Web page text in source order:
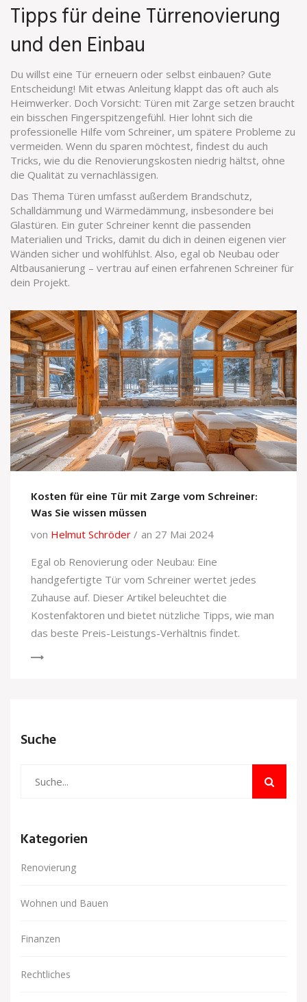
Tipps für deine Türrenovierung
und den Einbau
Du willst eine Tür erneuern oder selbst einbauen? Gute
Entscheidung! Mit etwas Anleitung klappt das oft auch als
Heimwerker. Doch Vorsicht: Türen mit Zarge setzen braucht
ein bisschen Fingerspitzengefühl. Hier lohnt sich die
professionelle Hilfe vom Schreiner, um spätere Probleme zu
vermeiden. Wenn du sparen möchtest, findest du auch
Tricks, wie du die Renovierungskosten niedrig hältst, ohne
die Qualität zu vernachlässigen.
Das Thema Türen umfasst außerdem Brandschutz,
Schalldämmung und Wärmedämmung, insbesondere bei
Glastüren. Ein guter Schreiner kennt die passenden
Materialien und Tricks, damit du dich in deinen eigenen vier
Wänden sicher und wohlfühlst. Also, egal ob Neubau oder
Altbausanierung – vertrau auf einen erfahrenen Schreiner für
dein Projekt.
Kosten für eine Tür mit Zarge vom Schreiner:
Was Sie wissen müssen
von Helmut Schröder
an 27 Mai 2024
Egal ob Renovierung oder Neubau: Eine
handgefertigte Tür vom Schreiner wertet jedes
Zuhause auf. Dieser Artikel beleuchtet die
Kostenfaktoren und bietet nützliche Tipps, wie man
das beste Preis-Leistungs-Verhältnis findet.
Suche
Kategorien
Renovierung
Wohnen und Bauen
Finanzen
Rechtliches